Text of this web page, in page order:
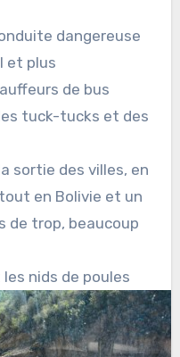
dangereuse
et plus
de bus
tuck-tucks et des
sortie des villes, en
en Bolivie et un
de trop, beaucoup
nids de poules